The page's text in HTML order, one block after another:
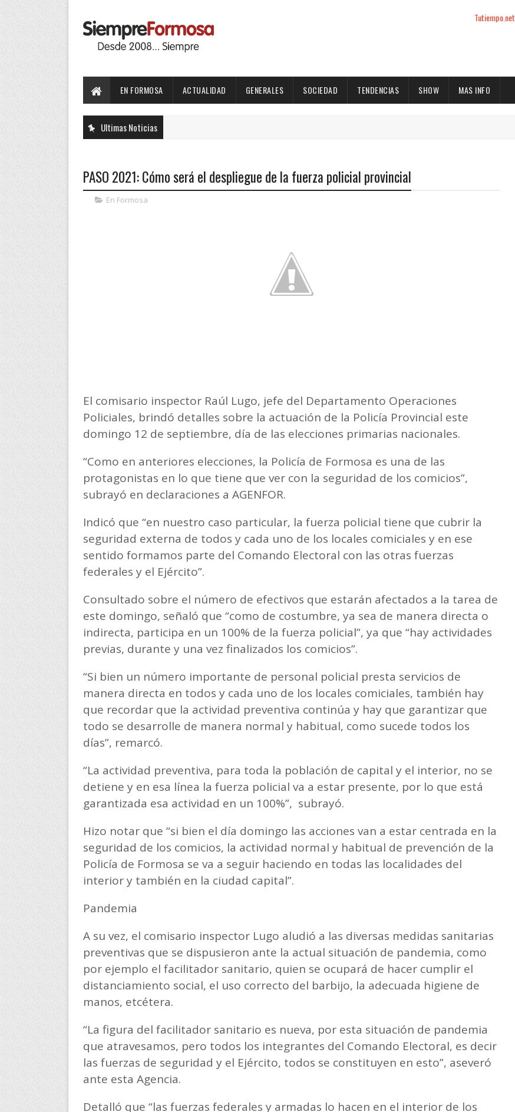
Tutiempo.net
EN FORMOSA ACTUALIDAD GENERALES SOCIEDAD TENDENCIAS SHOW MAS INFO
Ultimas Noticias
PASO 2021: Cómo será el despliegue de la fuerza policial provincial
En Formosa
El comisario inspector Raúl Lugo, jefe del Departamento Operaciones
Policiales, brindó detalles sobre la actuación de la Policía Provincial este
domingo 12 de septiembre, día de las elecciones primarias nacionales.
“Como en anteriores elecciones, la Policía de Formosa es una de las
protagonistas en lo que tiene que ver con la seguridad de los comicios”,
subrayó en declaraciones a AGENFOR.
Indicó que “en nuestro caso particular, la fuerza policial tiene que cubrir la
seguridad externa de todos y cada uno de los locales comiciales y en ese
sentido formamos parte del Comando Electoral con las otras fuerzas
federales y el Ejército”.
Consultado sobre el número de efectivos que estarán afectados a la tarea de
este domingo, señaló que “como de costumbre, ya sea de manera directa o
indirecta, participa en un 100% de la fuerza policial”, ya que “hay actividades
previas, durante y una vez finalizados los comicios”.
“Si bien un número importante de personal policial presta servicios de
manera directa en todos y cada uno de los locales comiciales, también hay
que recordar que la actividad preventiva continúa y hay que garantizar que
todo se desarrolle de manera normal y habitual, como sucede todos los
días”, remarcó.
“La actividad preventiva, para toda la población de capital y el interior, no se
detiene y en esa línea la fuerza policial va a estar presente, por lo que está
garantizada esa actividad en un 100%”, subrayó.
Hizo notar que “si bien el día domingo las acciones van a estar centrada en la
seguridad de los comicios, la actividad normal y habitual de prevención de la
Policía de Formosa se va a seguir haciendo en todas las localidades del
interior y también en la ciudad capital”.
Pandemia
A su vez, el comisario inspector Lugo aludió a las diversas medidas sanitarias
preventivas que se dispusieron ante la actual situación de pandemia, como
por ejemplo el facilitador sanitario, quien se ocupará de hacer cumplir el
distanciamiento social, el uso correcto del barbijo, la adecuada higiene de
manos, etcétera.
“La figura del facilitador sanitario es nueva, por esta situación de pandemia
que atravesamos, pero todos los integrantes del Comando Electoral, es decir
las fuerzas de seguridad y el Ejército, todos se constituyen en esto”, aseveró
ante esta Agencia.
Detalló que “las fuerzas federales y armadas lo hacen en el interior de los